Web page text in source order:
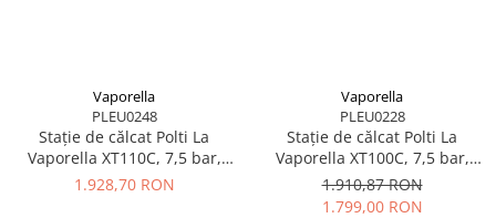
Vaporella
PLEU0248
Stație de călcat Polti La
Vaporella XT110C, 7,5 bar,
Steam Pulse 500 g
1.928,70 RON
Vaporella
PLEU0228
Stație de călcat Polti La
Vaporella XT100C, 7,5 bar,
Steam Pulse 500 g
1.910,87 RON
1.799,00 RON